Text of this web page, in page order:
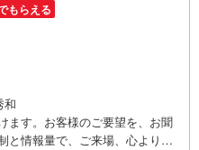
もらえる
和
ます。お客様のご要望を、お聞
と情報量で、ご来場、心よりお